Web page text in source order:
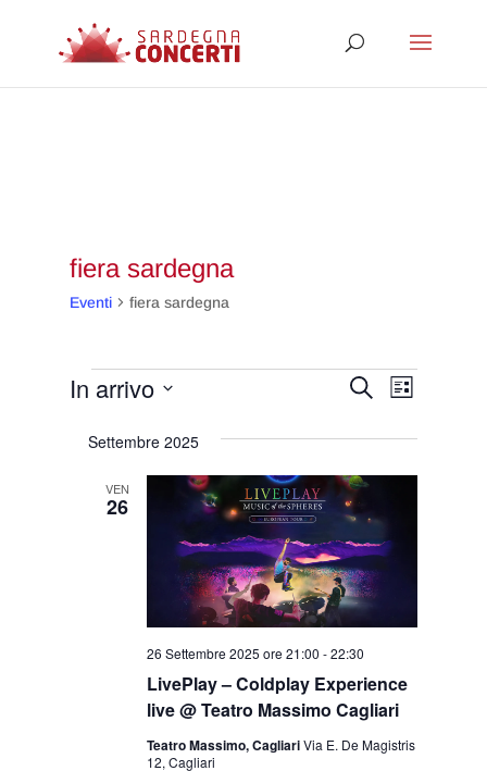
fiera sardegna
Eventi fiera sardegna
Eventi Eventi
e
viste
CercaEvento
Lista
In arrivo
data.
Settembre 2025
VEN
26
LivePlay – Coldplay Experience
live @ Teatro Massimo Cagliari
26 Settembre 2025 ore 21:00 -22:30
Teatro Massimo, CagliariVia E. De Magistris
12, Cagliari